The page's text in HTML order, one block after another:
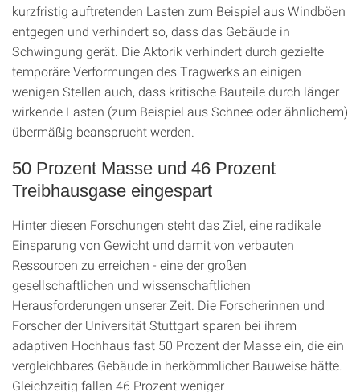
kurzfristig auftretenden Lasten zum Beispiel aus Windböen
entgegen und verhindert so, dass das Gebäude in
Schwingung gerät. Die Aktorik verhindert durch gezielte
temporäre Verformungen des Tragwerks an einigen
wenigen Stellen auch, dass kritische Bauteile durch länger
wirkende Lasten (zum Beispiel aus Schnee oder ähnlichem)
übermäßig beansprucht werden.
50 Prozent Masse und 46 Prozent
Treibhausgase eingespart
Hinter diesen Forschungen steht das Ziel, eine radikale
Einsparung von Gewicht und damit von verbauten
Ressourcen zu erreichen - eine der großen
gesellschaftlichen und wissenschaftlichen
Herausforderungen unserer Zeit. Die Forscherinnen und
Forscher der Universität Stuttgart sparen bei ihrem
adaptiven Hochhaus fast 50 Prozent der Masse ein, die ein
vergleichbares Gebäude in herkömmlicher Bauweise hätte.
Gleichzeitig fallen 46 Prozent weniger